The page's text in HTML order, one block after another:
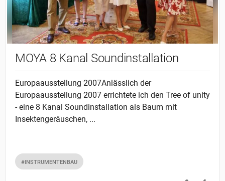
MOYA 8 Kanal Soundinstallation
Europaausstellung 2007Anlässlich der
Europaausstellung 2007 errichtete ich den Tree of unity
- eine 8 Kanal Soundinstallation als Baum mit
Insektengeräuschen, ...
#INSTRUMENTENBAU